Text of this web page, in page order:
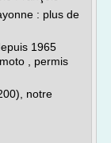
: plus de
1965
, permis
notre